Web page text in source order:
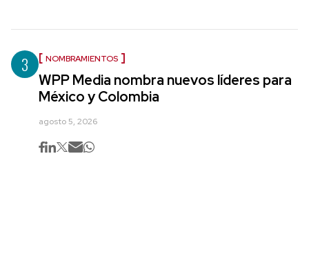
3 NOMBRAMIENTOS
WPP Media nombra nuevos líderes para
México y Colombia
agosto 5, 2026